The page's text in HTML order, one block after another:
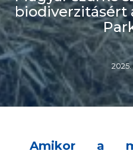
biodiverzitásért
2025.
Amikor a